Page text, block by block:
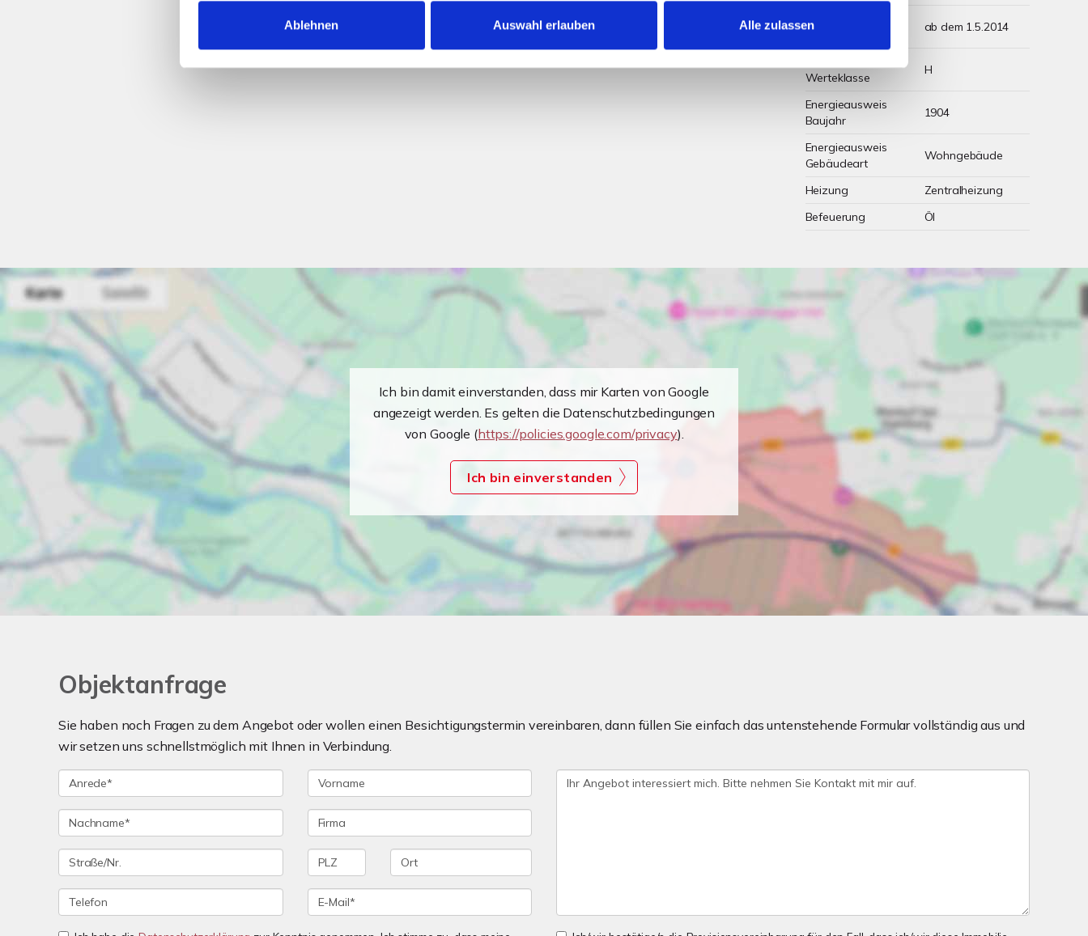
Ablehnen Auswahl erlauben Alle zulassen
Jahrgang
ab dem 1.5.2014
Werteklasse
H
Energieausweis
Baujahr
1904
Energieausweis
Gebäudeart
Wohngebäude
Heizung
Zentralheizung
Befeuerung
Öl
Ich bin damit einverstanden, dass mir Karten von Google
angezeigt werden. Es gelten die Datenschutzbedingungen
von Google (https://policies.google.com/privacy).
Ich bin einverstanden
Objektanfrage
Sie haben noch Fragen zu dem Angebot oder wollen einen Besichtigungstermin vereinbaren, dann füllen Sie einfach das untenstehende Formular vollständig aus und
wir setzen uns schnellstmöglich mit Ihnen in Verbindung.